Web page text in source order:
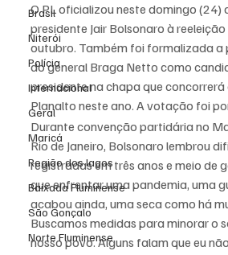
Brasil
Niterói
Polícia
Internacional
Geral
Maricá
Região dos lagos
Baixada Fluminense
São Gonçalo
Norte Fluminense
O PL oficializou neste domingo
presidente Jair Bolsonaro à
outubro. Também foi formalizada
do general Braga Netto como
presidente na chapa que
Planalto neste ano. A votação foi
Durante convenção partidária no
Rio de Janeiro, Bolsonaro lembrou
registradas em três anos e meio de
que enfrentar uma pandemia, uma
acabou ainda, uma seca como há
Buscamos medidas para minorar o
nosso povo. Alguns falam que eu